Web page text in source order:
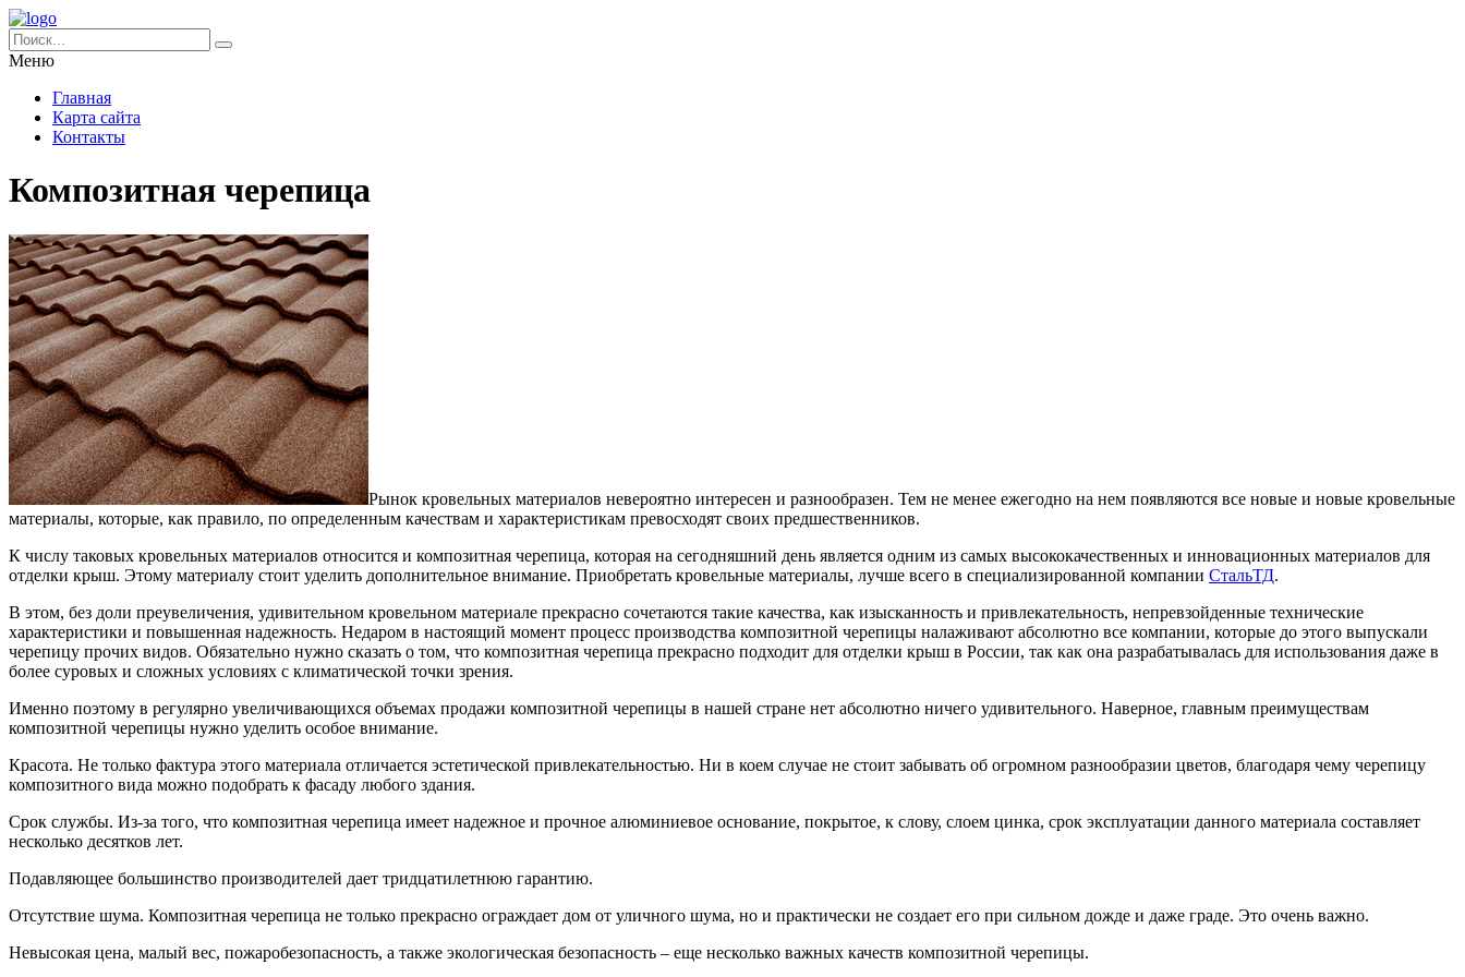
Меню
Главная
Карта сайта
Контакты
Композитная черепица
Рынок кровельных материалов невероятно интересен и разнообразен. Тем не менее ежегодно на нем появляются все новые и новые кровельные
материалы, которые, как правило, по определенным качествам и характеристикам превосходят своих предшественников.
К числу таковых кровельных материалов относится и композитная черепица, которая на сегодняшний день является одним из самых высококачественных и инновационных материалов для
отделки крыш. Этому материалу стоит уделить дополнительное внимание. Приобретать кровельные материалы, лучше всего в специализированной компании СтальТД.
В этом, без доли преувеличения, удивительном кровельном материале прекрасно сочетаются такие качества, как изысканность и привлекательность, непревзойденные технические
характеристики и повышенная надежность. Недаром в настоящий момент процесс производства композитной черепицы налаживают абсолютно все компании, которые до этого выпускали
черепицу прочих видов. Обязательно нужно сказать о том, что композитная черепица прекрасно подходит для отделки крыш в России, так как она разрабатывалась для использования даже в
более суровых и сложных условиях с климатической точки зрения.
Именно поэтому в регулярно увеличивающихся объемах продажи композитной черепицы в нашей стране нет абсолютно ничего удивительного. Наверное, главным преимуществам
композитной черепицы нужно уделить особое внимание.
Красота. Не только фактура этого материала отличается эстетической привлекательностью. Ни в коем случае не стоит забывать об огромном разнообразии цветов, благодаря чему черепицу
композитного вида можно подобрать к фасаду любого здания.
Срок службы. Из-за того, что композитная черепица имеет надежное и прочное алюминиевое основание, покрытое, к слову, слоем цинка, срок эксплуатации данного материала составляет
несколько десятков лет.
Подавляющее большинство производителей дает тридцатилетнюю гарантию.
Отсутствие шума. Композитная черепица не только прекрасно ограждает дом от уличного шума, но и практически не создает его при сильном дожде и даже граде. Это очень важно.
Невысокая цена, малый вес, пожаробезопасность, а также экологическая безопасность – еще несколько важных качеств композитной черепицы.